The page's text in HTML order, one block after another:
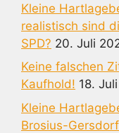
Kleine
realistisch sind
SPD? 20. Juli
Keine falschen
Kaufhold! 18.
Kleine
Brosius-